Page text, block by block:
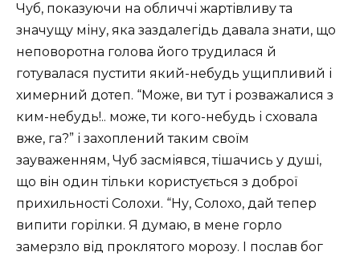
Чуб, показуючи на обличчі жартівливу та
значущу міну, яка заздалегідь давала знати, що
неповоротна голова його трудилася й
готувалася пустити який-небудь ущипливий і
химерний дотеп. “Може, ви тут і розважалися з
ким-небудь!.. може, ти кого-небудь і сховала
вже, га?” і захоплений таким своїм
зауваженням, Чуб засміявся, тішачись у душі,
що він один тільки користується з доброї
прихильності Солохи. “Ну, Солохо, дай тепер
випити горілки. Я думаю, в мене горло
замерзло від проклятого морозу. І послав бог